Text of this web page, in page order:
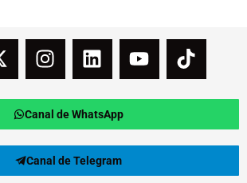
Canal de WhatsApp
Canal de Telegram